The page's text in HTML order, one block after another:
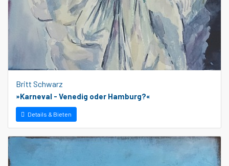
Britt Schwarz
»Karneval - Venedig oder Hamburg?«
Details & Bieten